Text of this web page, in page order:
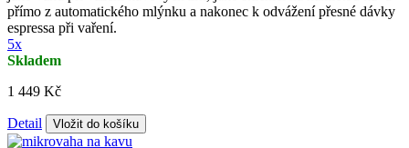
přímo z automatického mlýnku a nakonec k odvážení přesné dávky
espressa při vaření.
5x
Skladem
1 449 Kč
Detail Vložit do košíku